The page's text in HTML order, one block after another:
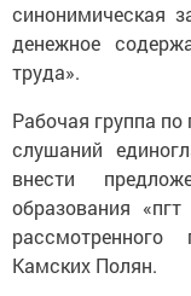
синонимическая
денежное
труда».
Рабочая группа
слушаний
внести
образования
рассмотренного
Камских Полян.